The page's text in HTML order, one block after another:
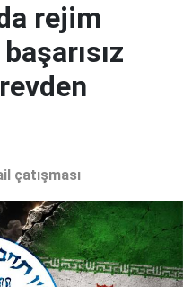
rejim
çatışması